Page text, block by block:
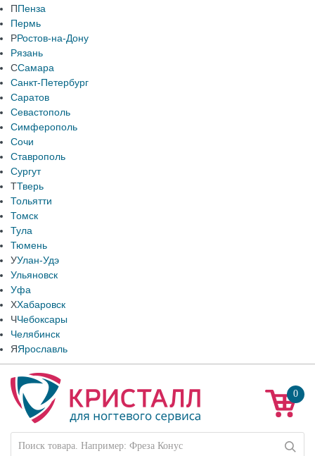
ППенза
Пермь
РРостов-на-Дону
Рязань
ССамара
Санкт-Петербург
Саратов
Севастополь
Симферополь
Сочи
Ставрополь
Сургут
ТТверь
Тольятти
Томск
Тула
Тюмень
УУлан-Удэ
Ульяновск
Уфа
ХХабаровск
ЧЧебоксары
Челябинск
ЯЯрославль
0